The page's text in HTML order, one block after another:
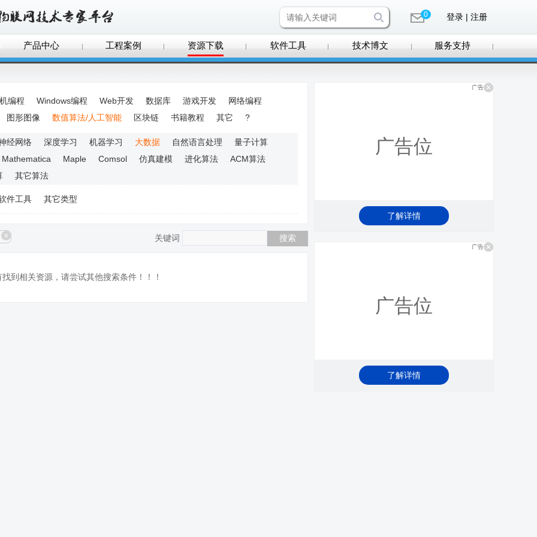
0 登录 | 注册
产品中心 工程案例 资源下载 软件工具 技术博文 服务支持
编程 Windows编程 Web开发 数据库 游戏开发
网络编程
图形图像 数值算法/人工智能 区块链 书籍教程 其它 ?
经网络 深度学习 机器学习 大数据 自然语言处理
量子计算
Mathematica Maple Comsol 仿真建模 进化算法
ACM算法
其它算法
件工具 其它类型
关键词
到相关资源，请尝试其他搜索条件！！！
广告
广告位
了解详情
广告
广告位
了解详情